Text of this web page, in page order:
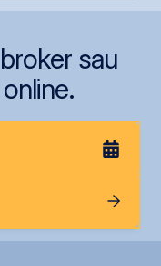
sau